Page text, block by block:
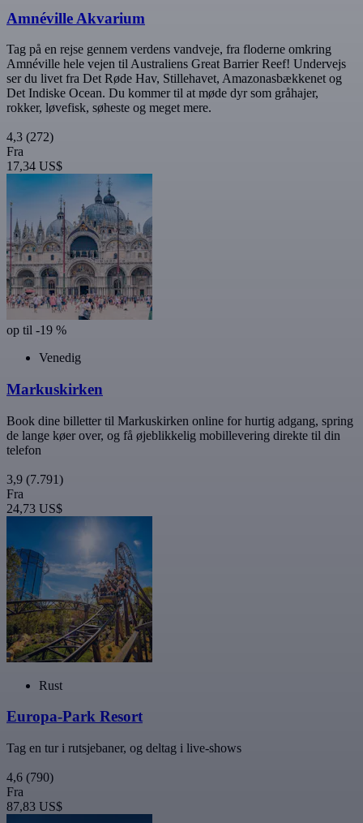
Amnéville Akvarium
Tag på en rejse gennem verdens vandveje, fra floderne omkring
Amnéville hele vejen til Australiens Great Barrier Reef! Undervejs
ser du livet fra Det Røde Hav, Stillehavet, Amazonasbækkenet og
Det Indiske Ocean. Du kommer til at møde dyr som gråhajer,
rokker, løvefisk, søheste og meget mere.
4,3 (272)
Fra
17,34 US$
op til -19 %
Venedig
Markuskirken
Book dine billetter til Markuskirken online for hurtig adgang, spring
de lange køer over, og få øjeblikkelig mobillevering direkte til din
telefon
3,9 (7.791)
Fra
24,73 US$
Rust
Europa-Park Resort
Tag en tur i rutsjebaner, og deltag i live-shows
4,6 (790)
Fra
87,83 US$